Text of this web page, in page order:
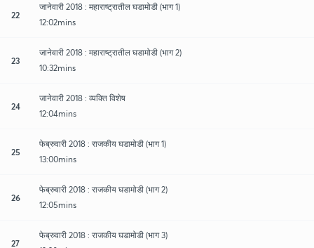
22
जानेवारी 2018 : महाराष्ट्रातील घडामोडी (भाग 1)
12:02mins
23
जानेवारी 2018 : महाराष्ट्रातील घडामोडी (भाग 2)
10:32mins
24
जानेवारी 2018 : व्यक्ति विशेष
12:04mins
25
फेब्रुवारी 2018 : राजकीय घडामोडी (भाग 1)
13:00mins
26
फेब्रुवारी 2018 : राजकीय घडामोडी (भाग 2)
12:05mins
27
फेब्रुवारी 2018 : राजकीय घडामोडी (भाग 3)